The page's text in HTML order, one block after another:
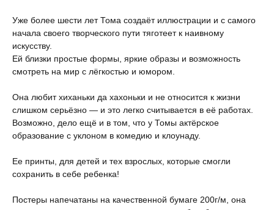
Уже более шести лет Тома создаёт иллюстрации и с самого
начала своего творческого пути тяготеет к наивному
искусству.
Ей близки простые формы, яркие образы и возможность
смотреть на мир с лёгкостью и юмором.
Она любит хиханьки да хахоньки и не относится к жизни
слишком серьёзно — и это легко считывается в её работах.
Возможно, дело ещё и в том, что у Томы актёрское
образование с уклоном в комедию и клоунаду.
Ее принты, для детей и тех взрослых, которые смогли
сохранить в себе ребенка!
Постеры напечатаны на качественной бумаге 200г/м, она